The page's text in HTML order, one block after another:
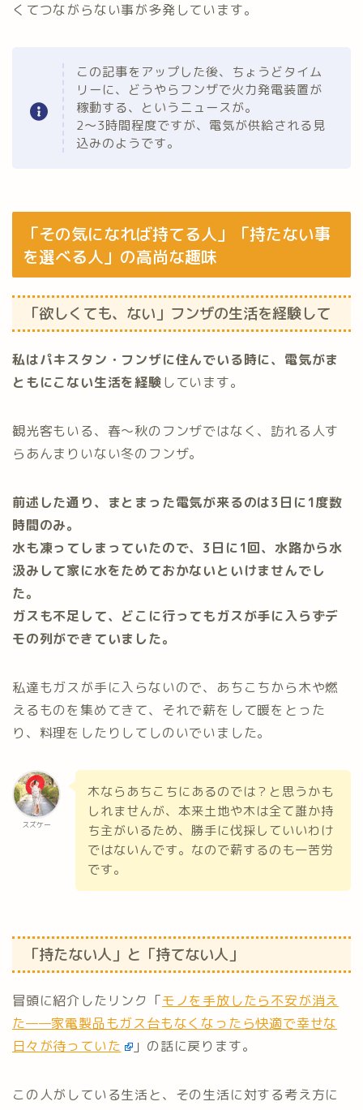
くてつながらない事が多発しています。
この記事をアップした後、ちょうどタイム
リーに、どうやらフンザで火力発電装置が
稼動する、というニュースが。
2〜3時間程度ですが、電気が供給される見
込みのようです。
「その気になれば持てる人」「持たない事
を選べる人」の高尚な趣味
「欲しくても、ない」フンザの生活を経験して
私はパキスタン・フンザに住んでいる時に、電気がま
ともにこない生活を経験しています。
観光客もいる、春〜秋のフンザではなく、訪れる人す
らあんまりいない冬のフンザ。
前述した通り、まとまった電気が来るのは3日に1度数
時間のみ。
水も凍ってしまっていたので、3日に1回、水路から水
汲みして家に水をためておかないといけませんでし
た。
ガスも不足して、どこに行ってもガスが手に入らずデ
モの列ができていました。
私達もガスが手に入らないので、あちこちから木や燃
えるものを集めてきて、それで薪をして暖をとった
り、料理をしたりしてしのいでいました。
スズケー
木ならあちこちにあるのでは？と思うかも
しれませんが、本来土地や木は全て誰か持
ち主がいるため、勝手に伐採していいわけ
ではないんです。なので薪するのも一苦労
です。
「持たない人」と「持てない人」
冒頭に紹介したリンク「モノを手放したら不安が消え
た——家電製品もガス台もなくなったら快適で幸せな
日々が待っていた
」の話に戻ります。
この人がしている生活と、その生活に対する考え方に